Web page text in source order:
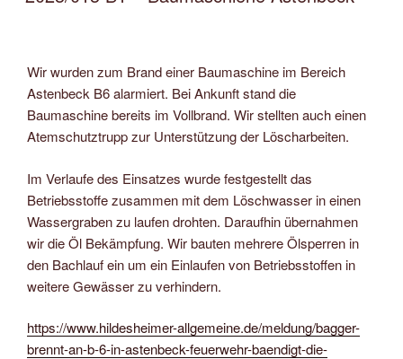
Wir wurden zum Brand einer Baumaschine im Bereich
Astenbeck B6 alarmiert. Bei Ankunft stand die
Baumaschine bereits im Vollbrand. Wir stellten auch einen
Atemschutztrupp zur Unterstützung der Löscharbeiten.
Im Verlaufe des Einsatzes wurde festgestellt das
Betriebsstoffe zusammen mit dem Löschwasser in einen
Wassergraben zu laufen drohten. Daraufhin übernahmen
wir die Öl Bekämpfung. Wir bauten mehrere Ölsperren in
den Bachlauf ein um ein Einlaufen von Betriebsstoffen in
weitere Gewässer zu verhindern.
https://www.hildesheimer-allgemeine.de/meldung/bagger-
brennt-an-b-6-in-astenbeck-feuerwehr-baendigt-die-